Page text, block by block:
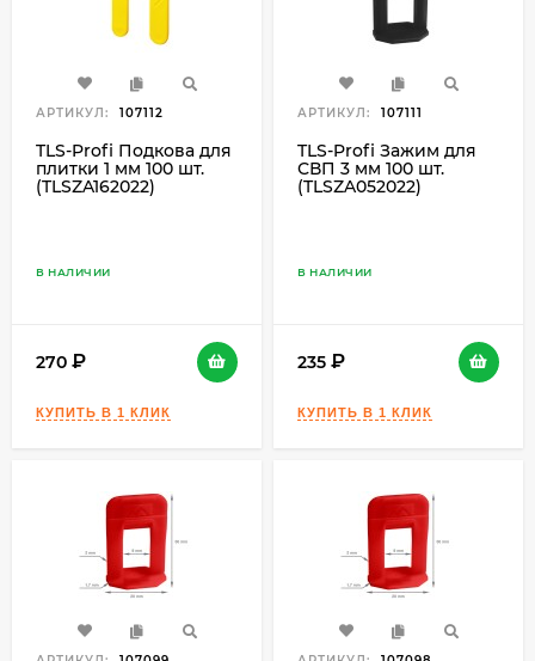
АРТИКУЛ: 107112
TLS-Profi Подкова для
плитки 1 мм 100 шт.
(TLSZA162022)
В НАЛИЧИИ
270
АРТИКУЛ: 107111
TLS-Profi Зажим для
СВП 3 мм 100 шт.
(TLSZA052022)
В НАЛИЧИИ
235